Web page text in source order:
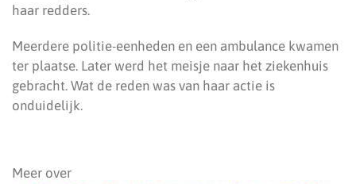
haar redders.
Meerdere politie-eenheden en een ambulance kwamen
ter plaatse. Later werd het meisje naar het ziekenhuis
gebracht. Wat de reden was van haar actie is
onduidelijk.
Meer over